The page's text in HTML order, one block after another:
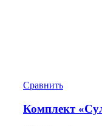
Сравнить
Комплект